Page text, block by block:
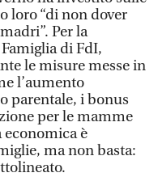
loro “di non dover
Per la
di FdI,
le misure messe in
l’aumento
parentale, i bonus
per le mamme
è
ma non basta: